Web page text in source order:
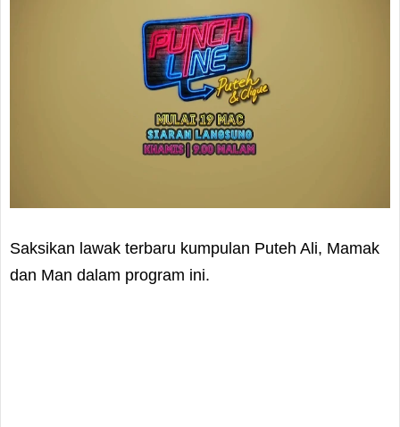
Saksikan lawak terbaru kumpulan Puteh Ali, Mamak
dan Man dalam program ini.